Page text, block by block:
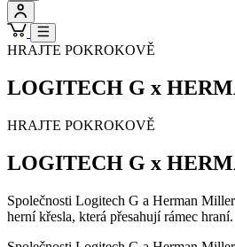
HRAJTE POKROKOVĚ
LOGITECH G x
HRAJTE POKROKOVĚ
LOGITECH G x
Společnosti Logitech G a Herman
herní křesla, která přesahují rámec hraní.